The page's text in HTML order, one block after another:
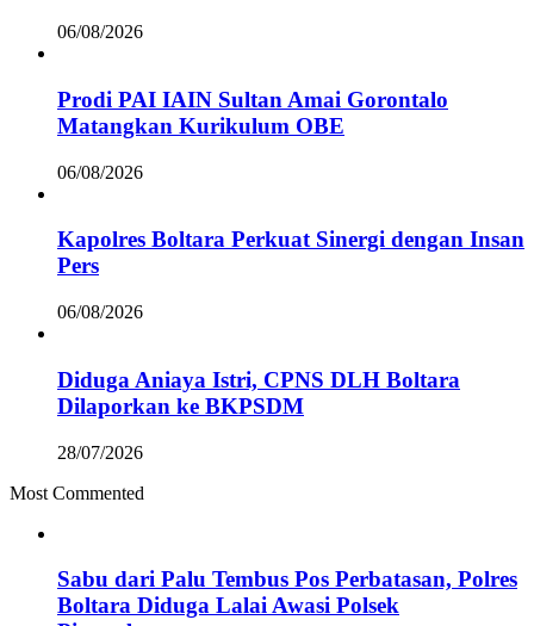
06/08/2026
Prodi PAI IAIN Sultan Amai Gorontalo
Matangkan Kurikulum OBE
06/08/2026
Kapolres Boltara Perkuat Sinergi dengan Insan
Pers
06/08/2026
Diduga Aniaya Istri, CPNS DLH Boltara
Dilaporkan ke BKPSDM
28/07/2026
Most Commented
Sabu dari Palu Tembus Pos Perbatasan, Polres
Boltara Diduga Lalai Awasi Polsek